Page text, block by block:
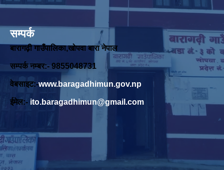
सम्पर्क
बारागढ़ी गाउँपालिका,खोपवा बारा नेपाल
सम्पर्क नम्बर:- 9855048731
वेबसाइट:-www.baragadhimun.gov.np
ईमेल:- ito.baragadhimun@gmail.com